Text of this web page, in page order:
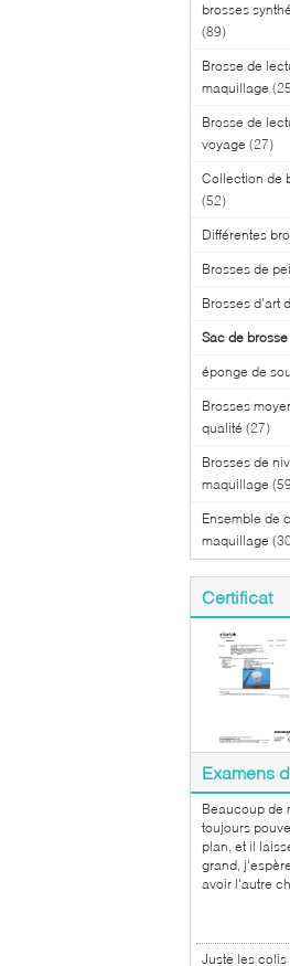
brosses
(89)
Brosse de
maquillage
Brosse de
voyage (27)
Collection de
(52)
Différentes
Brosses de
Brosses d'art
Sac de
éponge de
Brosses
qualité (27)
Brosses de
maquillage
Ensemble de
maquillage
Certificat
Examens
Beaucoup de
toujours
plan, et il
grand,
avoir l'autre
Juste les